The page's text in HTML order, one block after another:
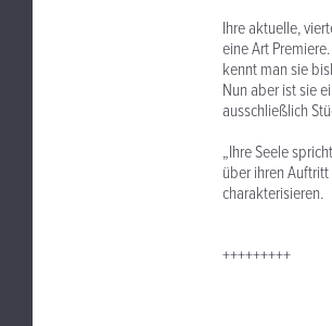
Ihre aktuelle,
eine Art
kennt man sie
Nun aber ist sie
ausschließlich
„Ihre Seele
über ihren
charakterisieren.
+++++++++